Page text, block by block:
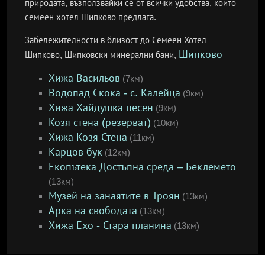
природата, възползвайки се от всички удобства, които
семеен хотел Шипково предлага.
Забележителности в близост до Семеен Хотел
Шипково, Шипковски минерални бани, Шипково
Хижа Васильов (7км)
Водопад Скока - с. Калейца (9км)
Хижа Хайдушка песен (9км)
Козя стена (резерват) (10км)
Хижа Козя Стена (11км)
Карцов бук (12км)
Екопътека Достъпна среда – Беклемето
(13км)
Музей на занаятите в Троян (13км)
Арка на свободата (13км)
Хижа Ехо - Стара планина (13км)